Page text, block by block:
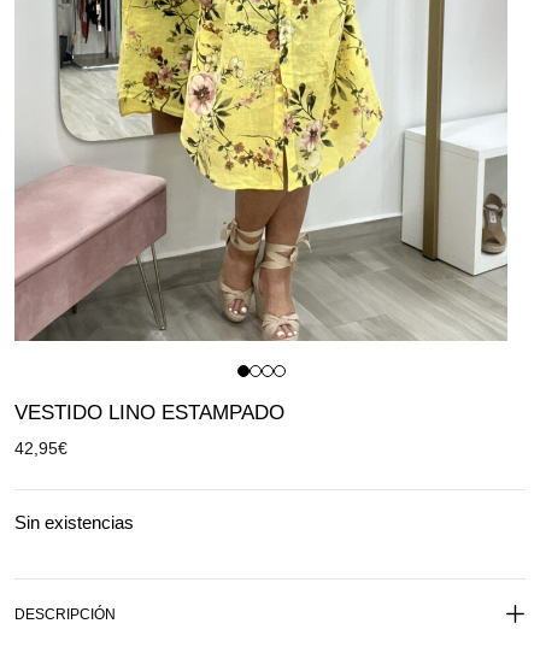
VESTIDO LINO ESTAMPADO
42,95€
Sin existencias
DESCRIPCIÓN